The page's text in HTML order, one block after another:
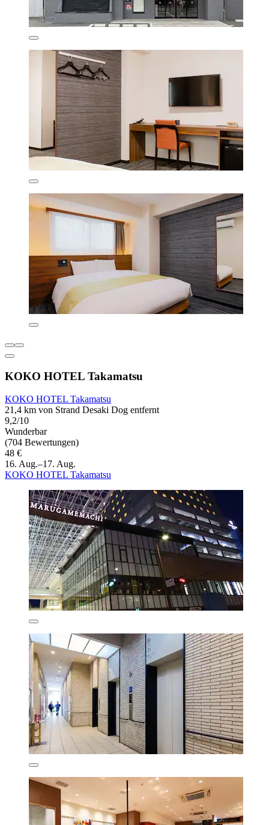
KOKO HOTEL Takamatsu
KOKO HOTEL Takamatsu
21,4 km von Strand Desaki Dog entfernt
9,2/10
Wunderbar
(704 Bewertungen)
48 €
16. Aug.–17. Aug.
KOKO HOTEL Takamatsu